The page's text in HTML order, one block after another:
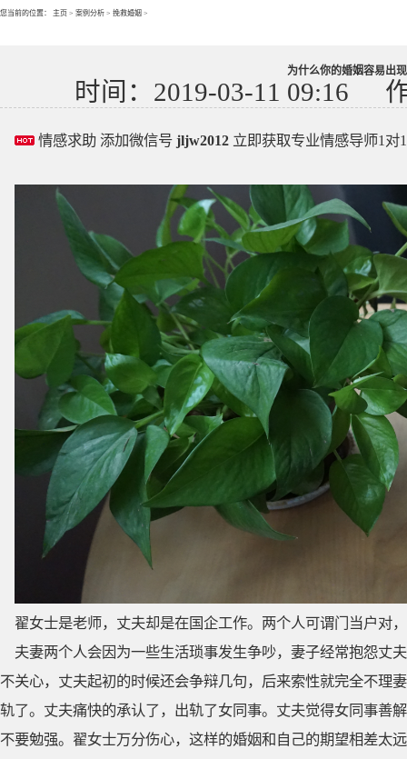
您当前的位置： 主页 > 案例分析 > 挽救婚姻 >
为什么你的婚姻容易出
时间：2019-03-11 09:16
情感求助 添加微信号 jljw2012 立即获取专业情感导师1对
翟女士是老师，丈夫却是在国企工作。两个人可谓门当户对
夫妻两个人会因为一些生活琐事发生争吵，妻子经常抱怨丈
不关心，丈夫起初的时候还会争辩几句，后来索性就完全不理
轨了。丈夫痛快的承认了，出轨了女同事。丈夫觉得女同事善
不要勉强。翟女士万分伤心，这样的婚姻和自己的期望相差太